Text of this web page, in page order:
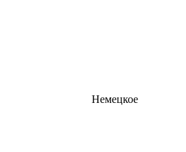
Немецкое